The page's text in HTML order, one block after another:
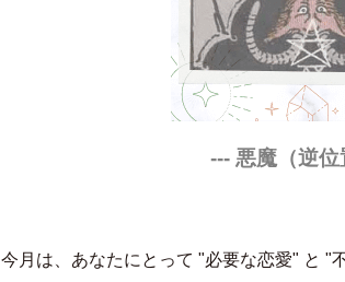
--- 悪魔（逆位
今月は、あなたにとって "必要な恋愛" と "